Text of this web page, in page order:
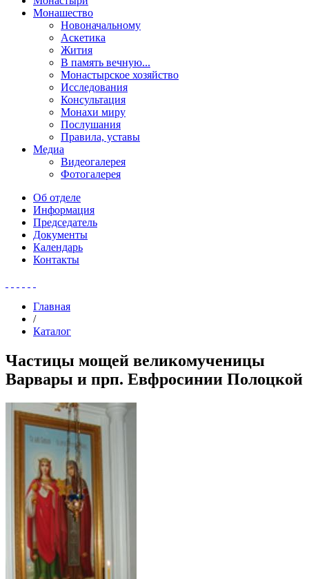
Монашество
Новоначальному
Аскетика
Жития
В память вечную...
Монастырское хозяйство
Исследования
Консультация
Монахи миру
Послушания
Правила, уставы
Медиа
Видеогалерея
Фотогалерея
Об отделе
Информация
Председатель
Документы
Календарь
Контакты
Главная
/
Каталог
Частицы мощей великомученицы
Варвары и прп. Евфросинии Полоцкой